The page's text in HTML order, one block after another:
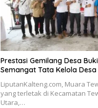
Prestasi Gemilang Desa
Semangat Tata Kelola
LiputanKalteng.com, Muara
yang terletak di Kecamatan
Utara,…